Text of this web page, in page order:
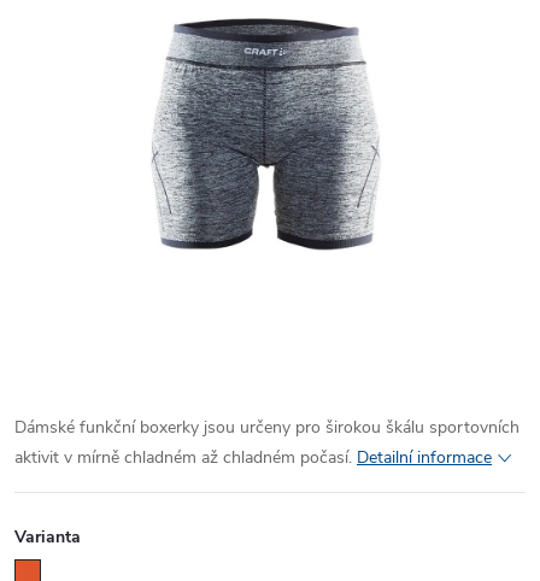
Dámské funkční boxerky jsou určeny pro širokou škálu sportovních
aktivit v mírně chladném až chladném počasí. Detailní informace
Varianta